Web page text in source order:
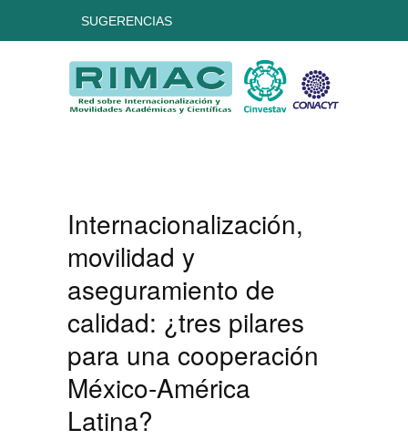
SUGERENCIAS
Internacionalización,
movilidad y
aseguramiento de
calidad: ¿tres pilares
para una cooperación
México-América
Latina?